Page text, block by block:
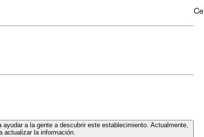
a la gente a descubrir este establecimiento. Actualmente,
actualizar la información.